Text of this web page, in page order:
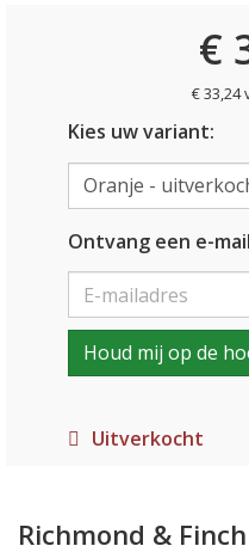
€
€ 33,24
Kies uw variant:
Ontvang een e-
Houd mij op de
Uitverkocht
Richmond &